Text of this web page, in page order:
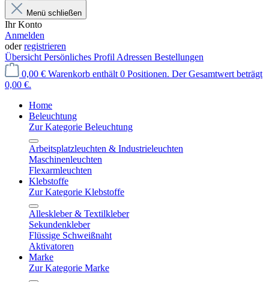
Menü schließen
Ihr Konto
Anmelden
oderregistrieren
Übersicht Persönliches Profil Adressen Bestellungen
0,00 € Warenkorb enthält 0 Positionen. Der Gesamtwert beträgt
0,00 €.
Home
Beleuchtung
Zur Kategorie Beleuchtung
Arbeitsplatzleuchten & Industrieleuchten
Maschinenleuchten
Flexarmleuchten
Klebstoffe
Zur Kategorie Klebstoffe
Alleskleber & Textilkleber
Sekundenkleber
Flüssige Schweißnaht
Aktivatoren
Marke
Zur Kategorie Marke